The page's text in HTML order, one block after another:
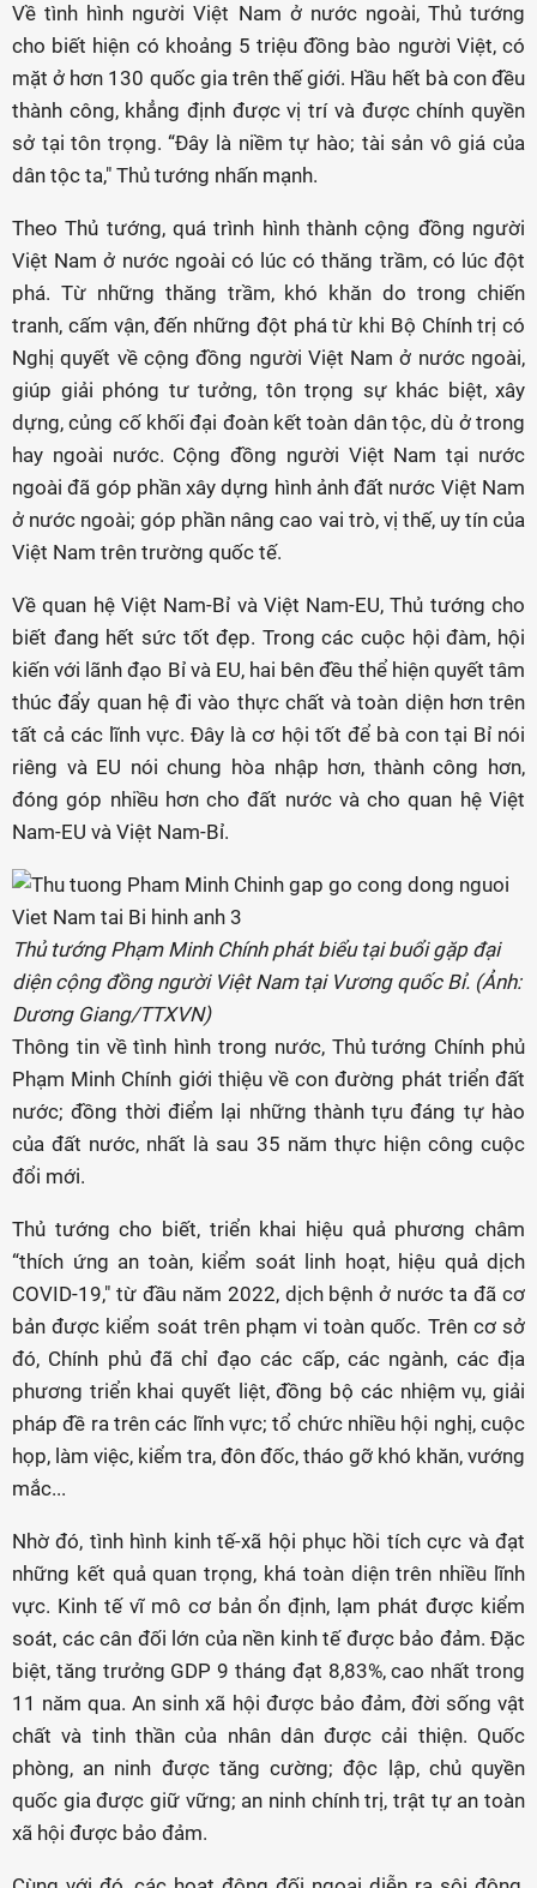
Về tình hình người Việt Nam ở nước ngoài, Thủ tướng
cho biết hiện có khoảng 5 triệu đồng bào người Việt, có
mặt ở hơn 130 quốc gia trên thế giới. Hầu hết bà con đều
thành công, khẳng định được vị trí và được chính quyền
sở tại tôn trọng. “Đây là niềm tự hào; tài sản vô giá của
dân tộc ta," Thủ tướng nhấn mạnh.
Theo Thủ tướng, quá trình hình thành cộng đồng người
Việt Nam ở nước ngoài có lúc có thăng trầm, có lúc đột
phá. Từ những thăng trầm, khó khăn do trong chiến
tranh, cấm vận, đến những đột phá từ khi Bộ Chính trị có
Nghị quyết về cộng đồng người Việt Nam ở nước ngoài,
giúp giải phóng tư tưởng, tôn trọng sự khác biệt, xây
dựng, củng cố khối đại đoàn kết toàn dân tộc, dù ở trong
hay ngoài nước. Cộng đồng người Việt Nam tại nước
ngoài đã góp phần xây dựng hình ảnh đất nước Việt Nam
ở nước ngoài; góp phần nâng cao vai trò, vị thế, uy tín của
Việt Nam trên trường quốc tế.
Về quan hệ Việt Nam-Bỉ và Việt Nam-EU, Thủ tướng cho
biết đang hết sức tốt đẹp. Trong các cuộc hội đàm, hội
kiến với lãnh đạo Bỉ và EU, hai bên đều thể hiện quyết tâm
thúc đẩy quan hệ đi vào thực chất và toàn diện hơn trên
tất cả các lĩnh vực. Đây là cơ hội tốt để bà con tại Bỉ nói
riêng và EU nói chung hòa nhập hơn, thành công hơn,
đóng góp nhiều hơn cho đất nước và cho quan hệ Việt
Nam-EU và Việt Nam-Bỉ.
Thủ tướng Phạm Minh Chính phát biểu tại buổi gặp đại
diện cộng đồng người Việt Nam tại Vương quốc Bỉ. (Ảnh:
Dương Giang/TTXVN)
Thông tin về tình hình trong nước, Thủ tướng Chính phủ
Phạm Minh Chính giới thiệu về con đường phát triển đất
nước; đồng thời điểm lại những thành tựu đáng tự hào
của đất nước, nhất là sau 35 năm thực hiện công cuộc
đổi mới.
Thủ tướng cho biết, triển khai hiệu quả phương châm
“thích ứng an toàn, kiểm soát linh hoạt, hiệu quả dịch
COVID-19," từ đầu năm 2022, dịch bệnh ở nước ta đã cơ
bản được kiểm soát trên phạm vi toàn quốc. Trên cơ sở
đó, Chính phủ đã chỉ đạo các cấp, các ngành, các địa
phương triển khai quyết liệt, đồng bộ các nhiệm vụ, giải
pháp đề ra trên các lĩnh vực; tổ chức nhiều hội nghị, cuộc
họp, làm việc, kiểm tra, đôn đốc, tháo gỡ khó khăn, vướng
mắc...
Nhờ đó, tình hình kinh tế-xã hội phục hồi tích cực và đạt
những kết quả quan trọng, khá toàn diện trên nhiều lĩnh
vực. Kinh tế vĩ mô cơ bản ổn định, lạm phát được kiểm
soát, các cân đối lớn của nền kinh tế được bảo đảm. Đặc
biệt, tăng trưởng GDP 9 tháng đạt 8,83%, cao nhất trong
11 năm qua. An sinh xã hội được bảo đảm, đời sống vật
chất và tinh thần của nhân dân được cải thiện. Quốc
phòng, an ninh được tăng cường; độc lập, chủ quyền
quốc gia được giữ vững; an ninh chính trị, trật tự an toàn
xã hội được bảo đảm.